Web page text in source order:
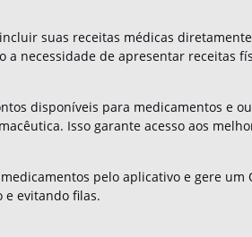
suas receitas médicas
necessidade de apresentar receitas
disponíveis para medicamentos e
Isso garante acesso aos
pelo aplicativo e gere
e evitando filas.